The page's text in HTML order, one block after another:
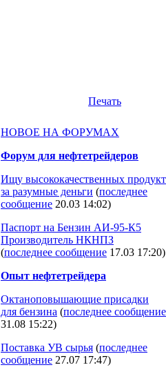
Печать
НОВОЕ НА ФОРУМАХ
Форум для нефтетрейдеров
Ищу высококачественных продукт
за разумные деньги (последнее
сообщение 20.03 14:02)
Паспорт на Бензин АИ-95-К5
Производитель НКНПЗ
(последнее сообщение 17.03 17:20)
Опыт нефтетрейдера
Октаноповышающие присадки
для бензина (последнее сообщение
31.08 15:22)
Поставка УВ сырья (последнее
сообщение 27.07 17:47)